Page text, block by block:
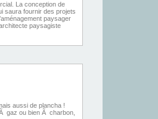
La conception de
saura fournir des projets
paysager
paysagiste
aussi de plancha !
gaz ou bien Ã charbon,